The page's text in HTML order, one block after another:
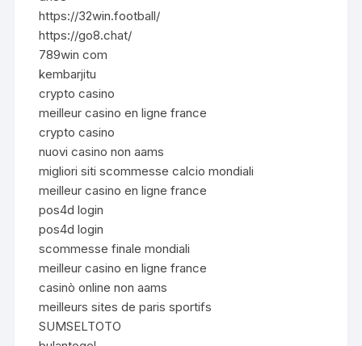
https://32win.football/
https://go8.chat/
789win com
kembarjitu
crypto casino
meilleur casino en ligne france
crypto casino
nuovi casino non aams
migliori siti scommesse calcio mondiali
meilleur casino en ligne france
pos4d login
pos4d login
scommesse finale mondiali
meilleur casino en ligne france
casinò online non aams
meilleurs sites de paris sportifs
SUMSELTOTO